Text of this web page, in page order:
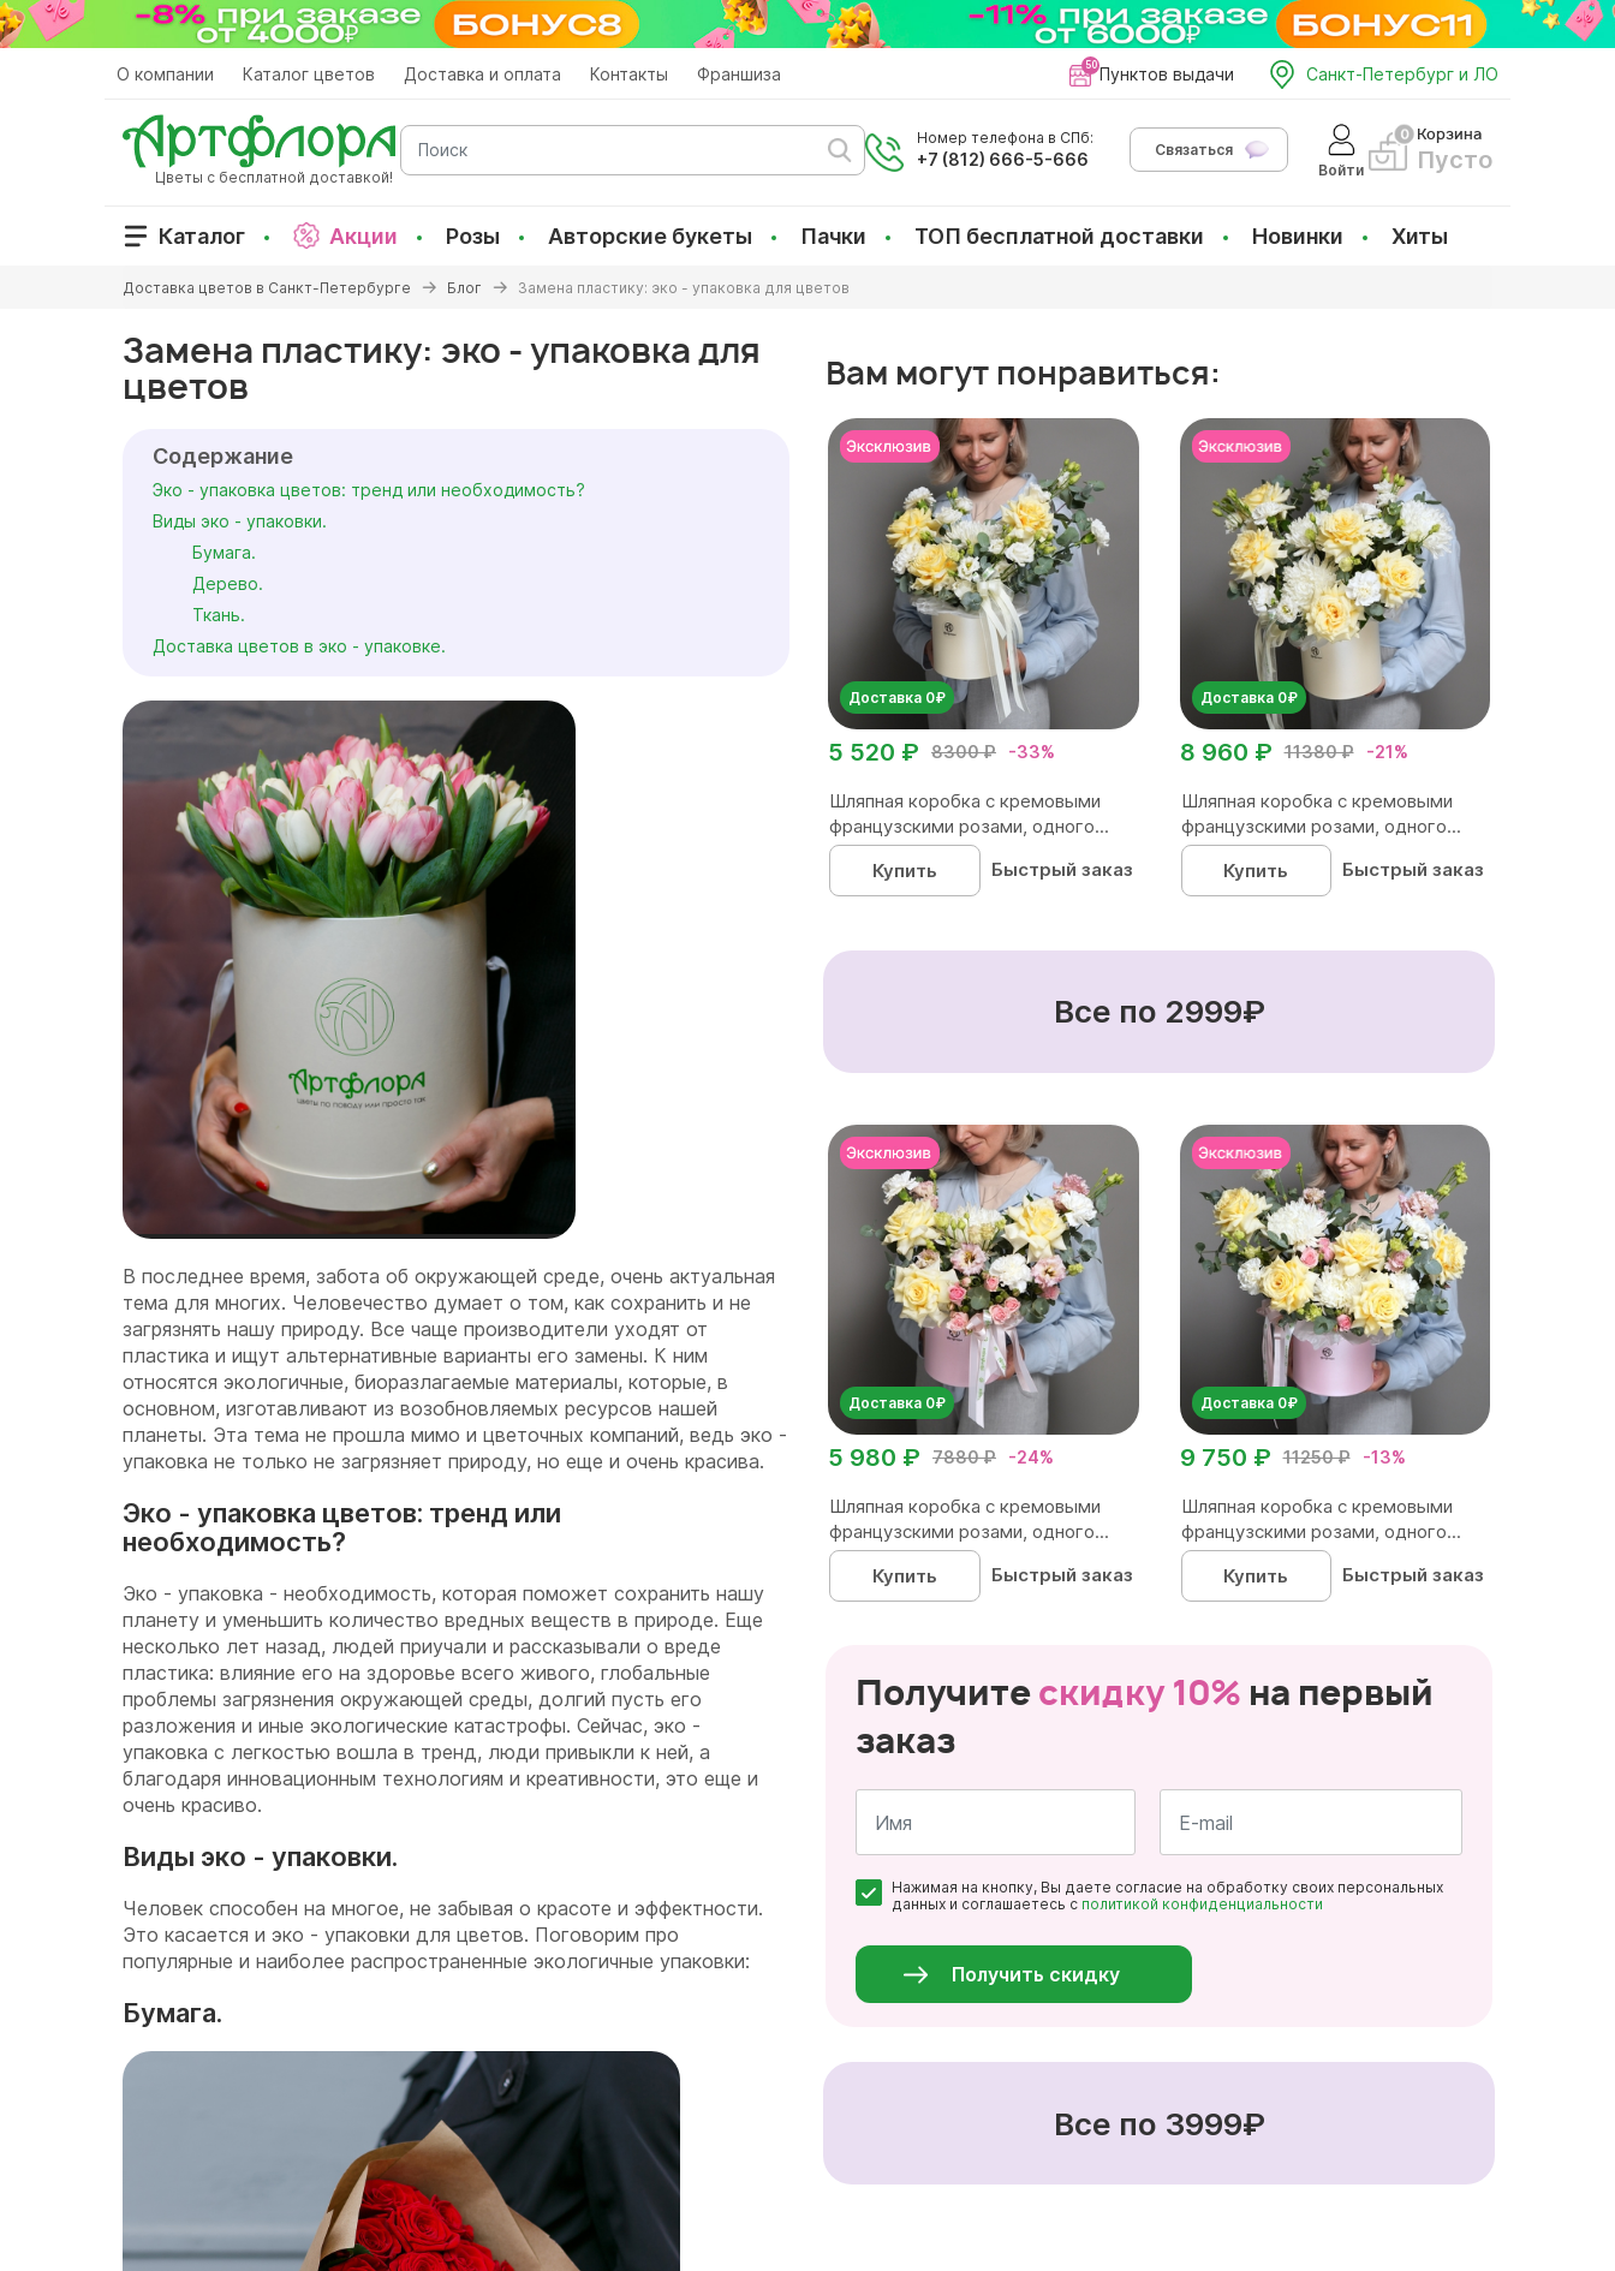
Перейти
к
О компании Каталог цветов Доставка и оплата Контакты Франшиза Пунктов выдачи Санкт-Петербург и ЛО
Цветы с бесплатной доставкой!
Поиск
Номер телефона в СПб:
+7 (812) 666-5-666
Связаться
Войти
Корзина
Пусто
Каталог Акции Розы Авторские букеты Пачки ТОП бесплатной доставки Новинки Хиты
здесь
Доставка цветов в Санкт-Петербурге Блог Замена пластику: эко - упаковка для цветов
Замена пластику: эко - упаковка для
цветов
Содержание
Эко - упаковка цветов: тренд или необходимость?
Виды эко - упаковки.
Бумага.
Дерево.
Ткань.
Доставка цветов в эко - упаковке.
В последнее время, забота об окружающей среде, очень актуальная
тема для многих. Человечество думает о том, как сохранить и не
загрязнять нашу природу. Все чаще производители уходят от
пластика и ищут альтернативные варианты его замены. К ним
относятся экологичные, биоразлагаемые материалы, которые, в
основном, изготавливают из возобновляемых ресурсов нашей
планеты. Эта тема не прошла мимо и цветочных компаний, ведь эко -
упаковка не только не загрязняет природу, но еще и очень красива.
Эко - упаковка цветов: тренд или
необходимость?
Эко - упаковка - необходимость, которая поможет сохранить нашу
планету и уменьшить количество вредных веществ в природе. Еще
несколько лет назад, людей приучали и рассказывали о вреде
пластика: влияние его на здоровье всего живого, глобальные
проблемы загрязнения окружающей среды, долгий пусть его
разложения и иные экологические катастрофы. Сейчас, эко -
упаковка с легкостью вошла в тренд, люди привыкли к ней, а
благодаря инновационным технологиям и креативности, это еще и
очень красиво.
Виды эко - упаковки.
Человек способен на многое, не забывая о красоте и эффектности.
Это касается и эко - упаковки для цветов. Поговорим про
популярные и наиболее распространенные экологичные упаковки:
Бумага.
Вам могут понравиться:
Доставка 0₽
8300 ₽ -33%
5 520 ₽
Шляпная коробка с кремовыми
французскими розами, одного...
Купить
Быстрый заказ
Доставка 0₽
11380 ₽ -21%
8 960 ₽
Шляпная коробка с кремовыми
французскими розами, одного...
Купить
Быстрый заказ
Все по 2999₽
Доставка 0₽
7880 ₽ -24%
5 980 ₽
Шляпная коробка с кремовыми
французскими розами, одного...
Купить
Быстрый заказ
Доставка 0₽
11250 ₽ -13%
9 750 ₽
Шляпная коробка с кремовыми
французскими розами, одного...
Купить
Быстрый заказ
Получитескидку 10% на первый
заказ
*
*
Нажимая на кнопку, Вы даете согласие на обработку своих персональных
данных и соглашаетесь с политикой конфиденциальности
Получить скидку
Все по 3999₽